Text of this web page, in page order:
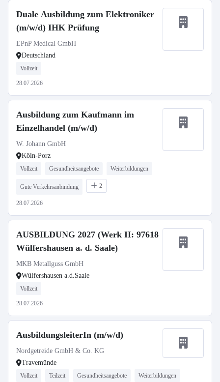
Duale Ausbildung zum Elektroniker
(m/w/d) IHK Prüfung
EPnP Medical GmbH
Deutschland
Vollzeit
28.07.2026
Ausbildung zum Kaufmann im
Einzelhandel (m/w/d)
W. Johann GmbH
Köln-Porz
Vollzeit Gesundheitsangebote Weiterbildungen
Gute Verkehrsanbindung 2
28.07.2026
AUSBILDUNG 2027 (Werk II: 97618
Wülfershausen a. d. Saale)
MKB Metallguss GmbH
Wülfershausen a.d.Saale
Vollzeit
28.07.2026
AusbildungsleiterIn (m/w/d)
Nordgetreide GmbH & Co. KG
Travemünde
Vollzeit Teilzeit Gesundheitsangebote Weiterbildungen